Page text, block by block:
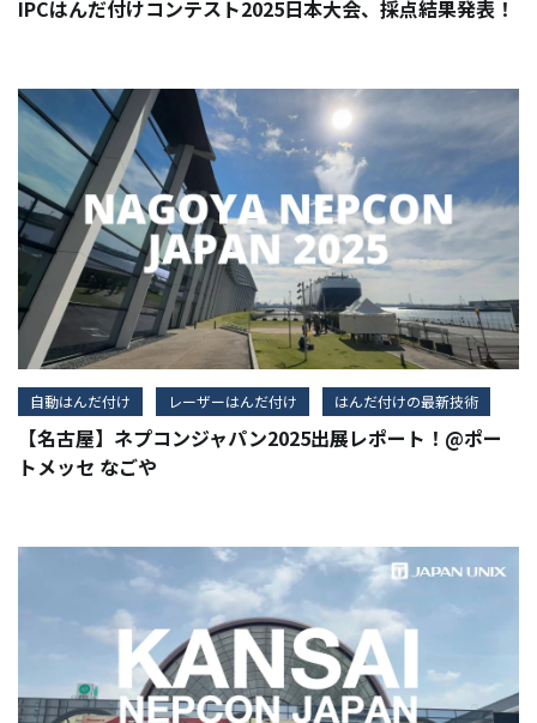
IPCはんだ付けコンテスト2025日本大会、採点結果発表！
自動はんだ付け レーザーはんだ付け はんだ付けの最新技術
【名古屋】ネプコンジャパン2025出展レポート！@ポー
トメッセ なごや